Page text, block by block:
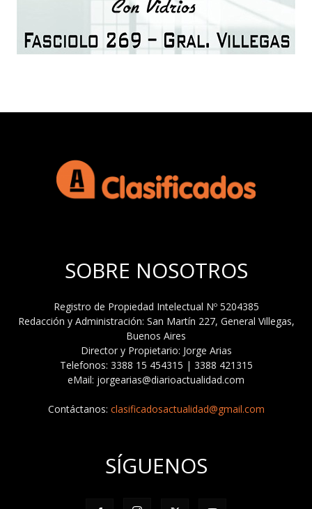
SOBRE NOSOTROS
Registro de Propiedad Intelectual Nº 5204385
Redacción y Administración: San Martín 227, General Villegas,
Buenos Aires
Director y Propietario: Jorge Arias
Telefonos: 3388 15 454315 | 3388 421315
eMail: jorgearias@diarioactualidad.com
Contáctanos: clasificadosactualidad@gmail.com
SÍGUENOS